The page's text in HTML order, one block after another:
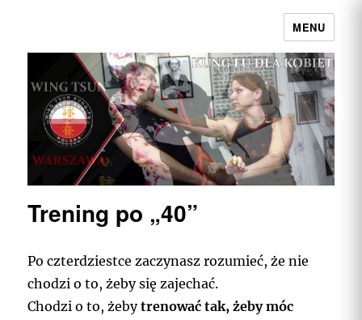
Wing Tsun Kung Fu Warszawa |
Najpełniejszy przekaz w Polsce
MENU
Trening po „40”
Po czterdziestce zaczynasz rozumieć, że nie
chodzi o to, żeby się zajechać.
Chodzi o to, żebytrenować tak, żeby móc